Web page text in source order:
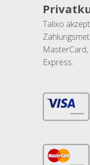
Talixo
Express.